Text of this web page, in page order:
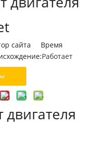
сайта Время
Работает
двигателя